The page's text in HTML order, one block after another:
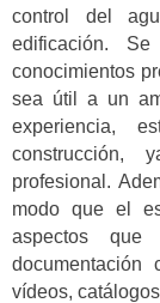
control del
edificación.
conocimientos
sea útil a un
experiencia,
construcción,
profesional.
modo que el
aspectos
documentación
vídeos,